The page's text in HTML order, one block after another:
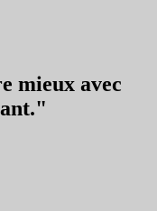
mieux avec